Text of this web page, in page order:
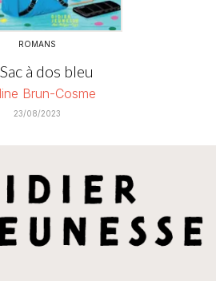
ROMANS
à dos bleu
Brun-Cosme
23/08/2023